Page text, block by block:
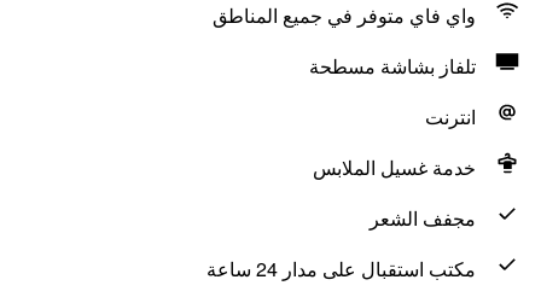
واي فاي متوفر في جميع المناطق
تلفاز بشاشة مسطحة
انترنت
خدمة غسيل الملابس
مجفف الشعر
مكتب استقبال على مدار 24 ساعة